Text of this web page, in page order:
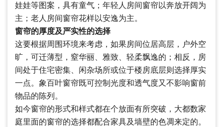
娃娃等图案，具有童气；年轻人房间窗帘以奔放开阔为
主；老人房间窗帘花样以安逸为主。
窗帘的厚度及严实性的选择
这要根据周围环境来考虑，如果房间位居高层，户外空
旷，可迁薄型，窒华丽、雅致、轻柔飘逸的；相反，房
间处于住宅密集、闲杂场所或位于楼房底层则选择厚实
一点。象百叶窗帘既可控制光度和透气度又不影响窗前
物品的陈列。
如今窗帘的形式和样式都在个放面有所突破，大都数家
庭里面的窗帘的选择都配合家具及墙壁的色凋来定的。